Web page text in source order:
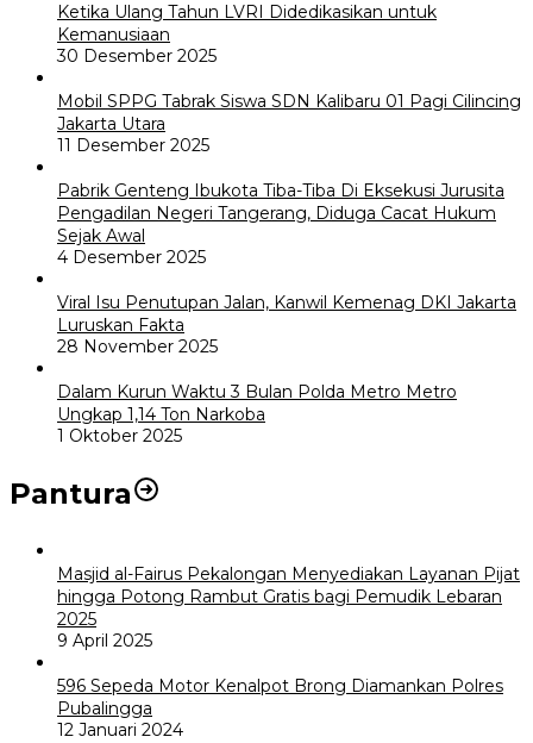
Ketika Ulang Tahun LVRI Didedikasikan untuk
Kemanusiaan
30 Desember 2025
Mobil SPPG Tabrak Siswa SDN Kalibaru 01 Pagi Cilincing
Jakarta Utara
11 Desember 2025
Pabrik Genteng Ibukota Tiba-Tiba Di Eksekusi Jurusita
Pengadilan Negeri Tangerang, Diduga Cacat Hukum
Sejak Awal
4 Desember 2025
Viral Isu Penutupan Jalan, Kanwil Kemenag DKI Jakarta
Luruskan Fakta
28 November 2025
Dalam Kurun Waktu 3 Bulan Polda Metro Metro
Ungkap 1,14 Ton Narkoba
1 Oktober 2025
Pantura
Masjid al-Fairus Pekalongan Menyediakan Layanan Pijat
hingga Potong Rambut Gratis bagi Pemudik Lebaran
2025
9 April 2025
596 Sepeda Motor Kenalpot Brong Diamankan Polres
Pubalingga
12 Januari 2024